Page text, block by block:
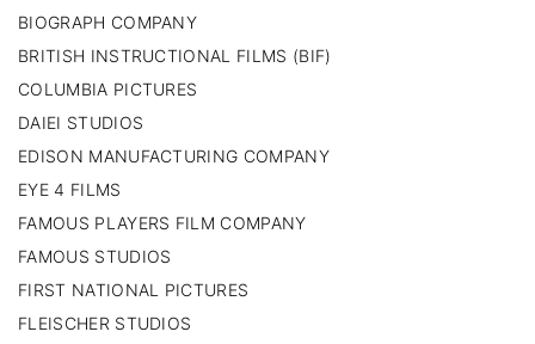
BIOGRAPH COMPANY
BRITISH INSTRUCTIONAL FILMS (BIF)
COLUMBIA PICTURES
DAIEI STUDIOS
EDISON MANUFACTURING COMPANY
EYE 4 FILMS
FAMOUS PLAYERS FILM COMPANY
FAMOUS STUDIOS
FIRST NATIONAL PICTURES
FLEISCHER STUDIOS